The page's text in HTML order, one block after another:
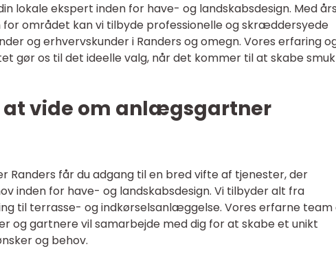
lokale ekspert inden for have- og landskabsdesign. Med års
området kan vi tilbyde professionelle og skræddersyede
og erhvervskunder i Randers og omegn. Vores erfaring
gør os til det ideelle valg, når det kommer til at skabe
at vide om anlægsgartner
får du adgang til en bred vifte af tjenester, der
inden for have- og landskabsdesign. Vi tilbyder alt fra
til terrasse- og indkørselsanlæggelse. Vores erfarne team
og gartnere vil samarbejde med dig for at skabe et unikt
og behov.